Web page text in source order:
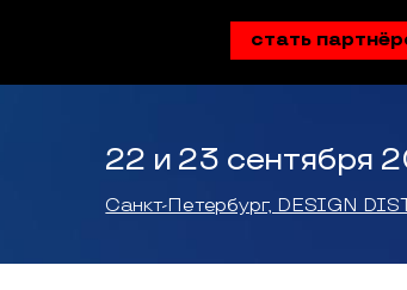
стать
22 и 23 сентября
Санкт-Петербург, DESIGN